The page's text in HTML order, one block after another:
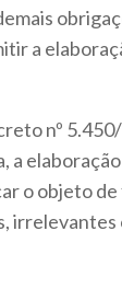
a
nº
a
o objeto
irrelevantes